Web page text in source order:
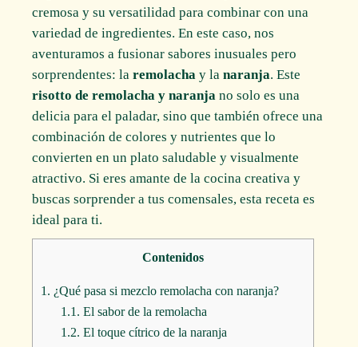
cremosa y su versatilidad para combinar con una
variedad de ingredientes. En este caso, nos
aventuramos a fusionar sabores inusuales pero
sorprendentes: laremolacha y lanaranja. Este
risotto de remolacha y naranja no solo es una
delicia para el paladar, sino que también ofrece una
combinación de colores y nutrientes que lo
convierten en un plato saludable y visualmente
atractivo. Si eres amante de la cocina creativa y
buscas sorprender a tus comensales, esta receta es
ideal para ti.
Contenidos
1. ¿Qué pasa si mezclo remolacha con naranja?
1.1. El sabor de la remolacha
1.2. El toque cítrico de la naranja